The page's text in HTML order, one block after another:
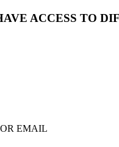
ACCESS TO
EMAIL